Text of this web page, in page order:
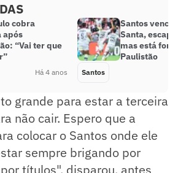
cobra
após
“Vai ter que
Há 4 anos
Santos vence
Santa,
mas está fora
Paulistão
Santos
grande para estar a terceira
não cair. Espero que a
colocar o Santos onde ele
sempre brigando por